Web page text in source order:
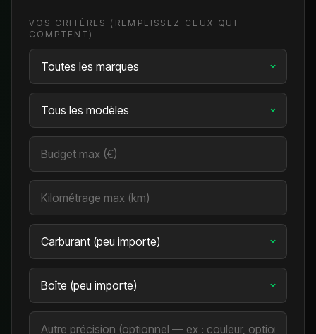
VOS CRITÈRES (REMPLISSEZ CEUX QUI
COMPTENT)